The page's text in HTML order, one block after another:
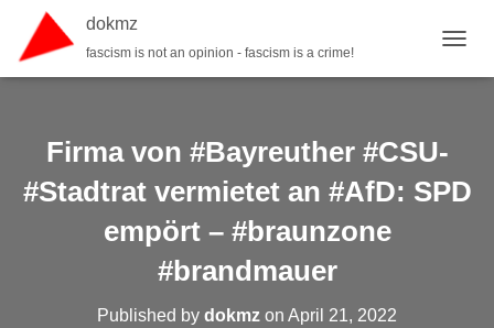
dokmz
fascism is not an opinion - fascism is a crime!
Firma von #Bayreuther #CSU-
#Stadtrat vermietet an #AfD: SPD
empört – #braunzone
#brandmauer
Published by dokmz on April 21, 2022